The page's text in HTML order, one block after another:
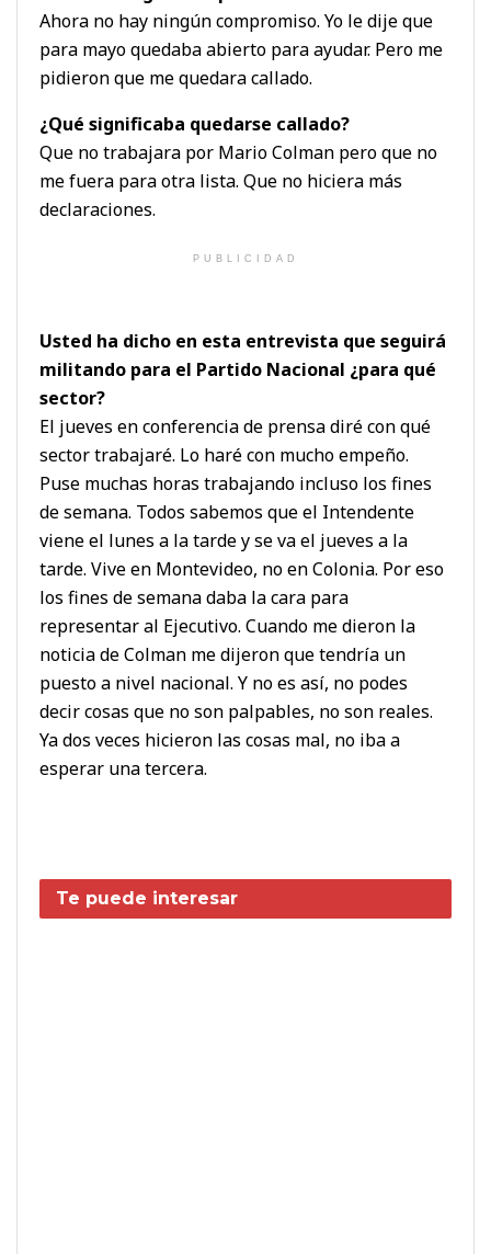
Ahora no hay ningún compromiso. Yo le dije que
para mayo quedaba abierto para ayudar. Pero me
pidieron que me quedara callado.
¿Qué significaba quedarse callado?
Que no trabajara por Mario Colman pero que no
me fuera para otra lista. Que no hiciera más
declaraciones.
PUBLICIDAD
Usted ha dicho en esta entrevista que seguirá
militando para el Partido Nacional ¿para qué
sector?
El jueves en conferencia de prensa diré con qué
sector trabajaré. Lo haré con mucho empeño.
Puse muchas horas trabajando incluso los fines
de semana. Todos sabemos que el Intendente
viene el lunes a la tarde y se va el jueves a la
tarde. Vive en Montevideo, no en Colonia. Por eso
los fines de semana daba la cara para
representar al Ejecutivo. Cuando me dieron la
noticia de Colman me dijeron que tendría un
puesto a nivel nacional. Y no es así, no podes
decir cosas que no son palpables, no son reales.
Ya dos veces hicieron las cosas mal, no iba a
esperar una tercera.
Te puede interesar